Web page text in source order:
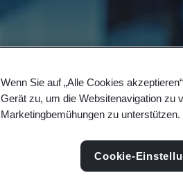
Wenn Sie auf „Alle Cookies
Gerät zu, um die Websitenavigation zu
Marketingbemühungen zu unterstützen.
Cookie-